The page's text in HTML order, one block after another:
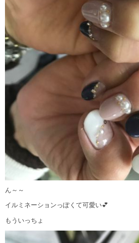
ん～～
イルミネーションっぽくて可愛い💕
もういっちょ